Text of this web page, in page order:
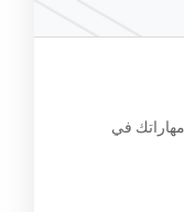
مهاراتك في